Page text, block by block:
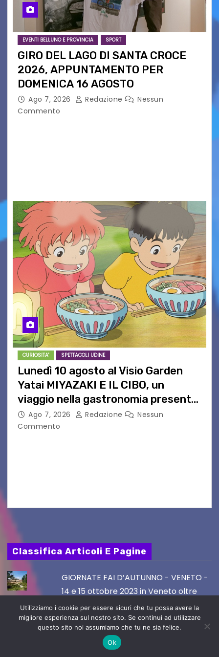
EVENTI BELLUNO E PROVINCIA SPORT
GIRO DEL LAGO DI SANTA CROCE
2026, APPUNTAMENTO PER
DOMENICA 16 AGOSTO
Ago 7, 2026 Redazione
Nessun
Commento
CURIOSITA' SPETTACOLI UDINE
Lunedì 10 agosto al Visio Garden
Yatai MIYAZAKI E IL CIBO, un
viaggio nella gastronomia presente
nei film di Hayao Miyazaki!
Ago 7, 2026 Redazione
Nessun
Commento
Classifica Articoli E Pagine
GIORNATE FAI D’AUTUNNO - VENETO -
14 e 15 ottobre 2023 in Veneto oltre
trenta luoghi aperti in occasione delle
Giornate FAI d’Autunno
VILLE APERTE in FVG, Domenica 15
Utilizziamo i cookie per essere sicuri che tu possa avere la
migliore esperienza sul nostro sito. Se continui ad utilizzare
questo sito noi assumiamo che tu ne sia felice.
Ok